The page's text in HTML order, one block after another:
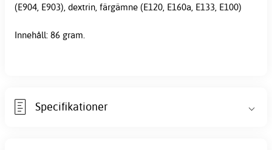
(E904, E903), dextrin, färgämne (E120, E160a, E133, E100)
Innehåll: 86 gram.
Specifikationer